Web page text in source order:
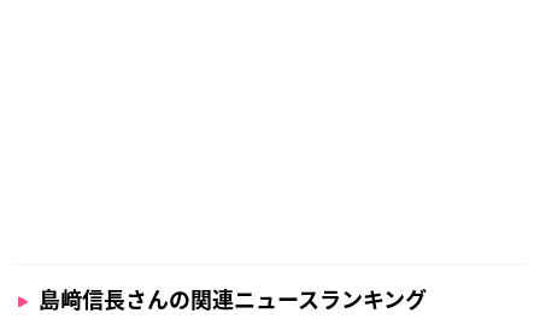
島﨑信長さんの関連ニュースランキング